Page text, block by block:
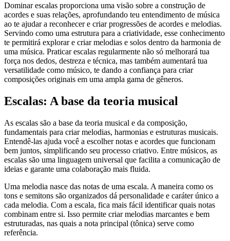
Dominar escalas proporciona uma visão sobre a construção de
acordes e suas relações, aprofundando teu entendimento de música
ao te ajudar a reconhecer e criar progressões de acordes e melodias.
Servindo como uma estrutura para a criatividade, esse conhecimento
te permitirá explorar e criar melodias e solos dentro da harmonia de
uma música. Praticar escalas regularmente não só melhorará tua
força nos dedos, destreza e técnica, mas também aumentará tua
versatilidade como músico, te dando a confiança para criar
composições originais em uma ampla gama de gêneros.
Escalas: A base da teoria musical
As escalas são a base da teoria musical e da composição,
fundamentais para criar melodias, harmonias e estruturas musicais.
Entendê-las ajuda você a escolher notas e acordes que funcionam
bem juntos, simplificando seu processo criativo. Entre músicos, as
escalas são uma linguagem universal que facilita a comunicação de
ideias e garante uma colaboração mais fluida.
Uma melodia nasce das notas de uma escala. A maneira como os
tons e semitons são organizados dá personalidade e caráter único a
cada melodia. Com a escala, fica mais fácil identificar quais notas
combinam entre si. Isso permite criar melodias marcantes e bem
estruturadas, nas quais a nota principal (tônica) serve como
referência.